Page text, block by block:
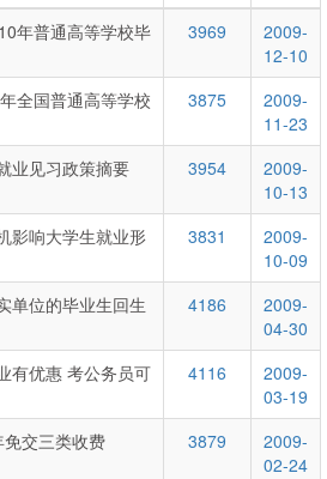
年普通高等学校毕
3969
2009-
12-10
全国普通高等学校
3875
2009-
11-23
业见习政策摘要 3954
2009-
10-13
影响大学生就业形
3831
2009-
10-09
单位的毕业生回生
4186
2009-
04-30
有优惠 考公务员可
4116
2009-
03-19
交三类收费 3879
2009-
02-24